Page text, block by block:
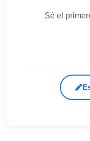
Sé el